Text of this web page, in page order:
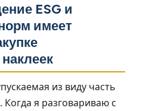
ESG и
имеет
из виду часть
Когда я разговариваю с